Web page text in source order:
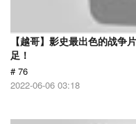
【越哥】影史最出色的战争
足！
# 76
2022-06-06 03:18